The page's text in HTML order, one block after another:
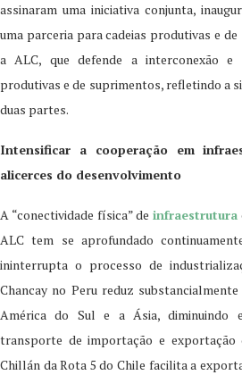
assinaram uma iniciativa conjunta,
uma parceria para cadeias produtivas e
a ALC, que defende a interconexão e
produtivas e de suprimentos, refletindo a
duas partes.
Intensificar a cooperação em
alicerces do desenvolvimento
A “conectividade física” deinfraestrutura
ALC tem se aprofundado
ininterrupta o processo de
Chancay no Peru reduz
América do Sul e a Ásia, diminuindo
transporte de importação e
Chillán da Rota 5 do Chile facilita a